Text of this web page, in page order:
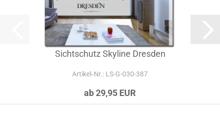
Sichtschutz Skyline Dresden
Artikel‑Nr.: LS-G-030-387
ab 29,95 EUR